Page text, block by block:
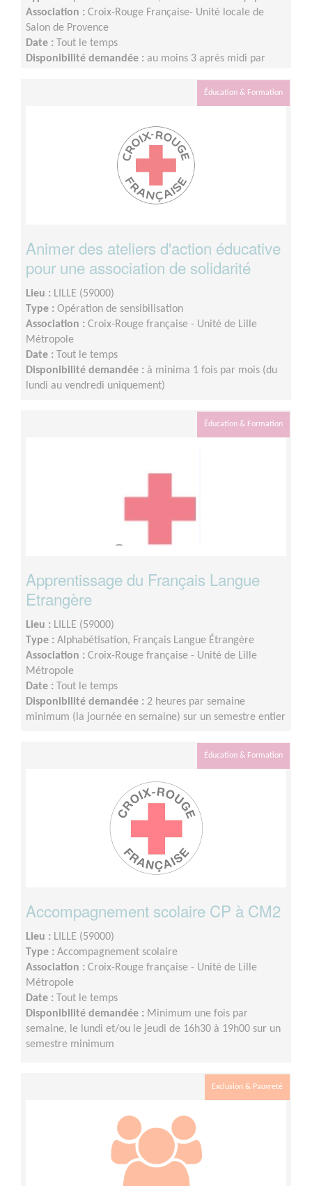
Association : Croix-Rouge Française- Unité locale de
Salon de Provence
Date : Tout le temps
Disponibilité demandée : au moins 3 après midi par
Éducation & Formation
Animer des ateliers d'action éducative
pour une association de solidarité
Lieu : LILLE (59000)
Type : Opération de sensibilisation
Association : Croix-Rouge française - Unité de Lille
Métropole
Date : Tout le temps
Disponibilité demandée : à minima 1 fois par mois (du
lundi au vendredi uniquement)
Éducation & Formation
Apprentissage du Français Langue
Etrangère
Lieu : LILLE (59000)
Type : Alphabétisation, Français Langue Étrangère
Association : Croix-Rouge française - Unité de Lille
Métropole
Date : Tout le temps
Disponibilité demandée : 2 heures par semaine
minimum (la journée en semaine) sur un semestre entier
Éducation & Formation
Accompagnement scolaire CP à CM2
Lieu : LILLE (59000)
Type : Accompagnement scolaire
Association : Croix-Rouge française - Unité de Lille
Métropole
Date : Tout le temps
Disponibilité demandée : Minimum une fois par
semaine, le lundi et/ou le jeudi de 16h30 à 19h00 sur un
semestre minimum
Exclusion & Pauvreté